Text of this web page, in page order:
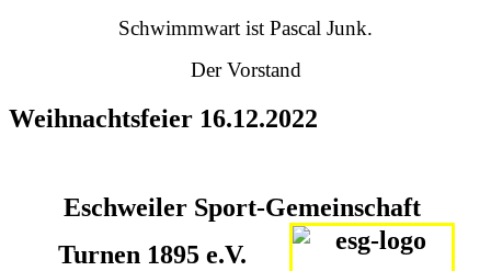
Schwimmwart ist Pascal Junk.
Der Vorstand
Weihnachtsfeier 16.12.2022
Eschweiler Sport-Gemeinschaft
Turnen 1895 e.V.